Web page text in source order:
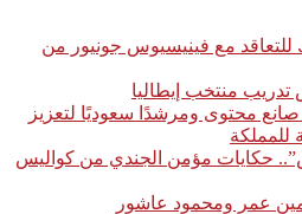
للتعاقد مع فينيسيوس جونيور من
منتخب إيطاليا
مؤمن الجندي يؤهل 45 صانع محتوى ومرشدًا سعوديًا لتعزيز
للمملكة
حكايات مؤمن الجندي من كواليس
عمر ومحمود عاشور